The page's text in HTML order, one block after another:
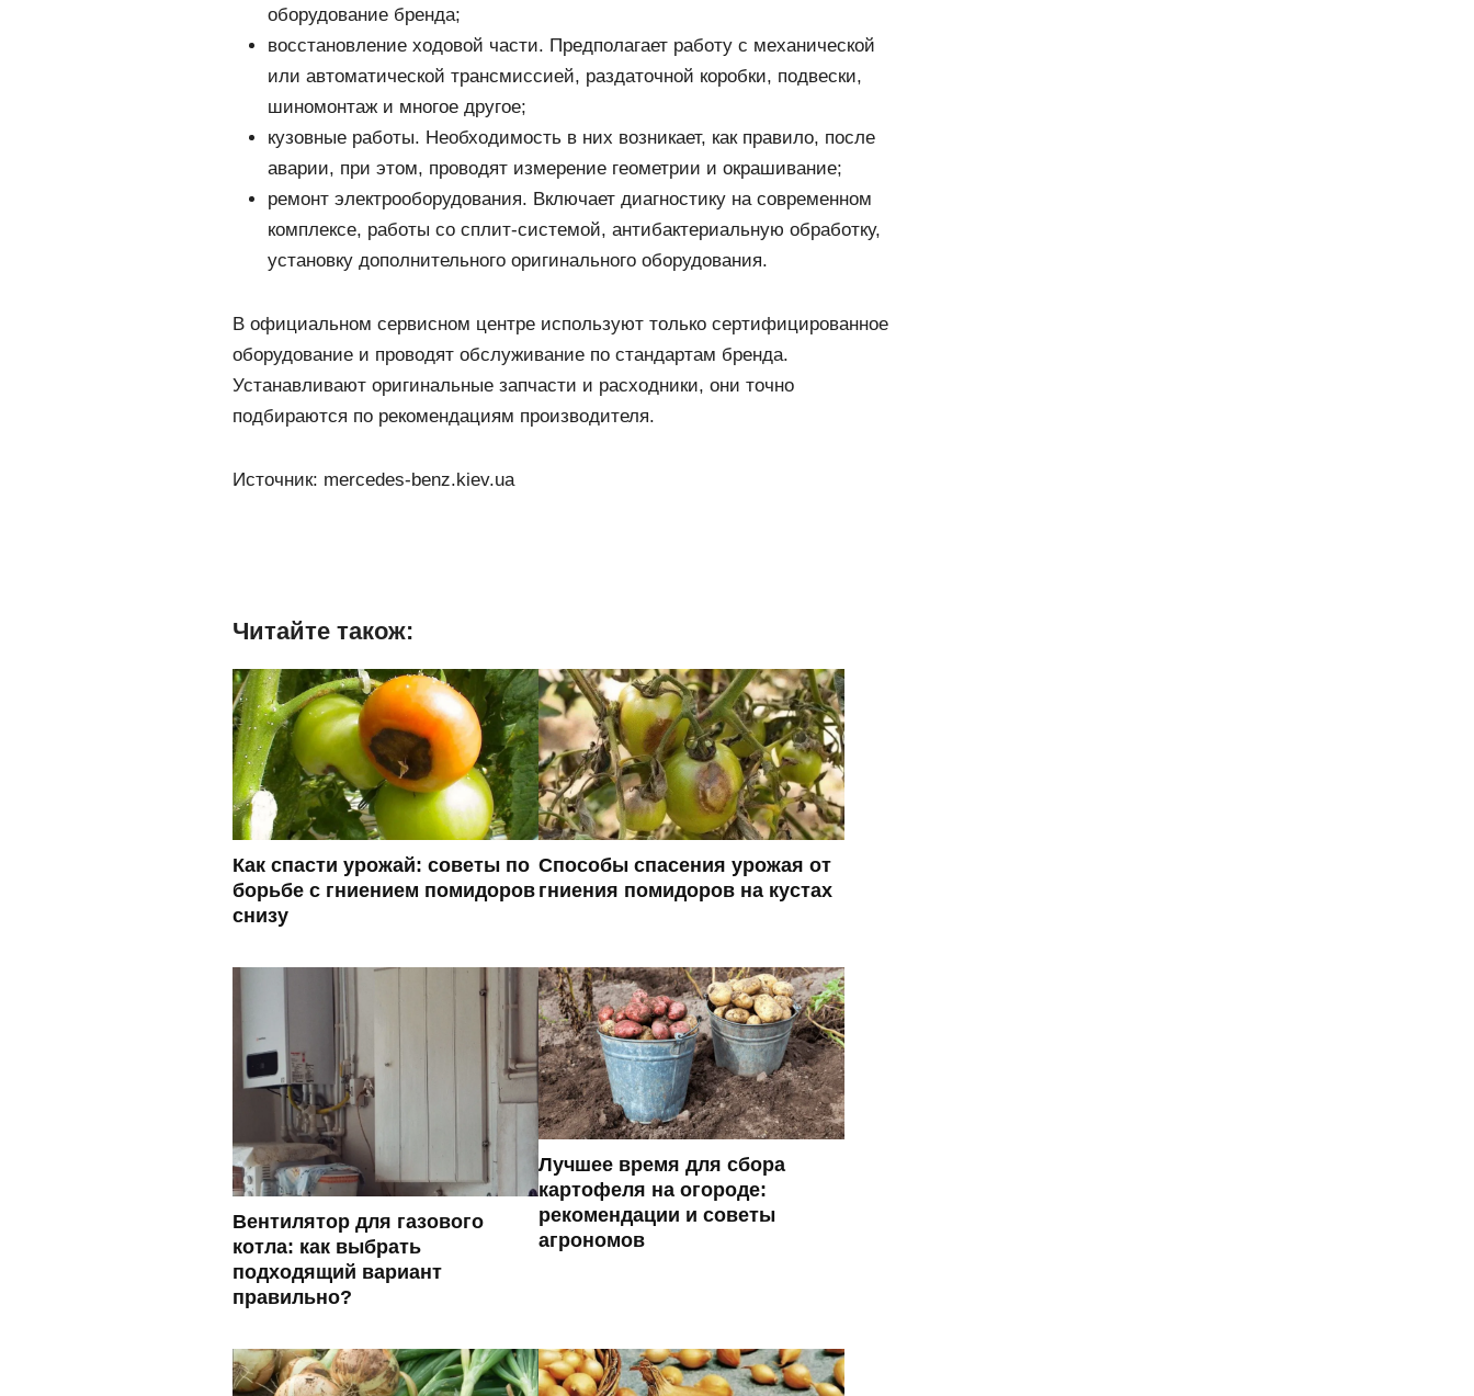
оборудование бренда;
восстановление ходовой части. Предполагает работу с механической
или автоматической трансмиссией, раздаточной коробки, подвески,
шиномонтаж и многое другое;
кузовные работы. Необходимость в них возникает, как правило, после
аварии, при этом, проводят измерение геометрии и окрашивание;
ремонт электрооборудования. Включает диагностику на современном
комплексе, работы со сплит-системой, антибактериальную обработку,
установку дополнительного оригинального оборудования.
В официальном сервисном центре используют только сертифицированное
оборудование и проводят обслуживание по стандартам бренда.
Устанавливают оригинальные запчасти и расходники, они точно
подбираются по рекомендациям производителя.
Источник: mercedes-benz.kiev.ua
Читайте також:
Как спасти урожай: советы по
борьбе с гниением помидоров
снизу
Способы спасения урожая от
гниения помидоров на кустах
Вентилятор для газового
котла: как выбрать
подходящий вариант
правильно?
Лучшее время для сбора
картофеля на огороде:
рекомендации и советы
агрономов